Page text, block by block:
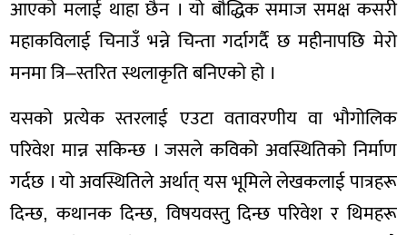
आएको मलाई थाहा छैन । यो बौद्धिक समाज समक्ष कसरी
महाकविलाई चिनाउँ भन्ने चिन्ता गर्दागर्दै छ महीनापछि मेरो
मनमा त्रि–स्तरित स्थलाकृति बनिएको हो ।
यसको प्रत्येक स्तरलाई एउटा वतावरणीय वा भौगोलिक
परिवेश मान्न सकिन्छ । जसले कविको अवस्थितिको निर्माण
गर्दछ । यो अवस्थितिले अर्थात् यस भूमिले लेखकलाई पात्रहरू
दिन्छ, कथानक दिन्छ, विषयवस्तु दिन्छ परिवेश र थिमहरू